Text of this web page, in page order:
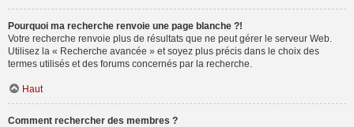
Pourquoi ma recherche renvoie une page blanche ?!
Votre recherche renvoie plus de résultats que ne peut gérer le serveur Web.
Utilisez la « Recherche avancée » et soyez plus précis dans le choix des
termes utilisés et des forums concernés par la recherche.
Haut
Comment rechercher des membres ?